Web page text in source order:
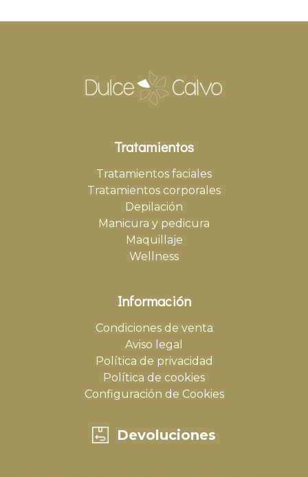
Tratamientos
Tratamientos faciales
Tratamientos corporales
Depilación
Manicura y pedicura
Maquillaje
Wellness
Información
Condiciones de venta
Aviso legal
Política de privacidad
Política de cookies
Configuración de Cookies
Devoluciones